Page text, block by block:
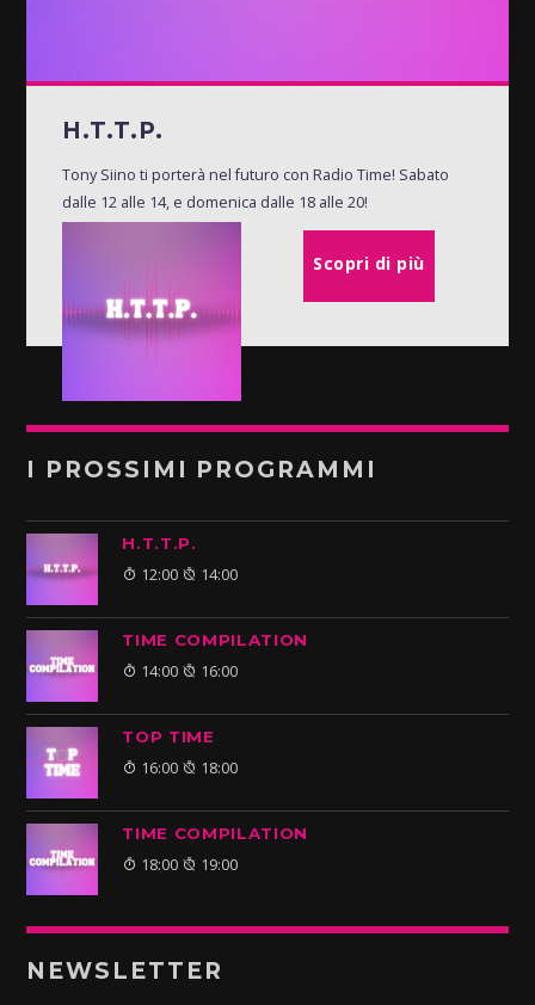
H.T.T.P.
Tony Siino ti porterà nel futuro con Radio Time! Sabato
dalle 12 alle 14, e domenica dalle 18 alle 20!
Scopri di più
I PROSSIMI PROGRAMMI
H.T.T.P.
12:00 14:00
TIME COMPILATION
14:00 16:00
TOP TIME
16:00 18:00
TIME COMPILATION
18:00 19:00
NEWSLETTER